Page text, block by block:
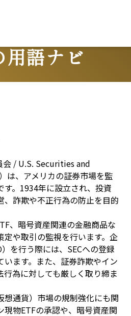
用語ナビ
会 / U.S. Securities and
は、アメリカの証券市場を監
す。1934年に設立され、投資
、詐欺や不正行為の防止を目的
、暗号資産関連の金融商品な
定や取引の監視を行います。企
を行う際には、SECへの登録
います。また、証券詐欺やイン
為に対しても厳しく取り締ま
想通貨）市場の規制強化にも関
物ETFの承認や、暗号資産関